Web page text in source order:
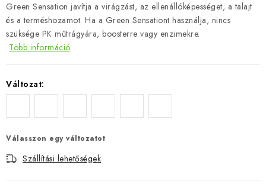
Green Sensation javítja a virágzást, az ellenállóképességet, a talajt
és a terméshozamot. Ha a Green Sensationt használja, nincs
szüksége PK műtrágyára, boosterre vagy enzimekre.
Több információ
Változat:
Válasszon egy változatot
Szállítási lehetőségek